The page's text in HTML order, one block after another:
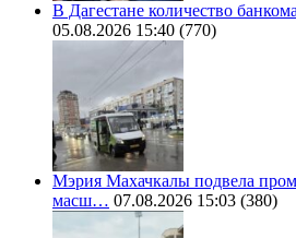
В Дагестане количество
05.08.2026 15:40 (770)
Мэрия Махачкалы подвела
масш… 07.08.2026 15:03 (380)